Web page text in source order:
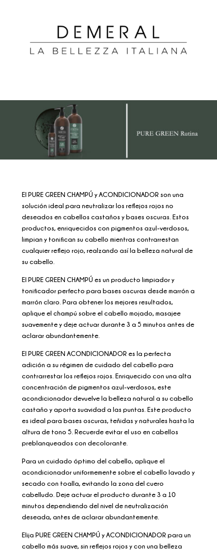
El PURE GREEN CHAMPÚ y ACONDICIONADOR son una
solución ideal para neutralizar los reflejos rojos no
deseados en cabellos castaños y bases oscuras. Estos
productos, enriquecidos con pigmentos azul-verdosos,
limpian y tonifican su cabello mientras contrarrestan
cualquier reflejo rojo, realzando así la belleza natural de
su cabello.
El PURE GREEN CHAMPÚ es un producto limpiador y
tonificador perfecto para bases oscuras desde marrón a
marrón claro. Para obtener los mejores resultados,
aplique el champú sobre el cabello mojado, masajee
suavemente y deje actuar durante 3 a 5 minutos antes de
aclarar abundantemente.
El PURE GREEN ACONDICIONADOR es la perfecta
adición a su régimen de cuidado del cabello para
contrarrestar los reflejos rojos. Enriquecido con una alta
concentración de pigmentos azul-verdosos, este
acondicionador devuelve la belleza natural a su cabello
castaño y aporta suavidad a las puntas. Este producto
es ideal para bases oscuras, teñidas y naturales hasta la
altura de tono 5. Recuerde evitar el uso en cabellos
preblanqueados con decolorante.
Para un cuidado óptimo del cabello, aplique el
acondicionador uniformemente sobre el cabello lavado y
secado con toalla, evitando la zona del cuero
cabelludo. Deje actuar el producto durante 3 a 10
minutos dependiendo del nivel de neutralización
deseada, antes de aclarar abundantemente.
Elija PURE GREEN CHAMPÚ y ACONDICIONADOR para un
cabello más suave, sin reflejos rojos y con una belleza